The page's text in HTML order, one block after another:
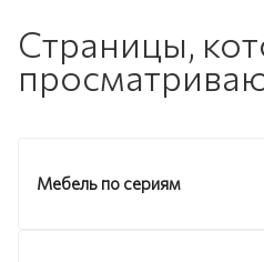
Страницы,
Мебель по сериям